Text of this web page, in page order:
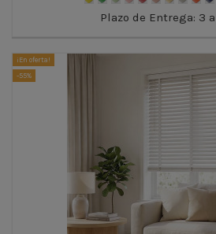
Plazo de Entrega: 3
¡En oferta!
-55%